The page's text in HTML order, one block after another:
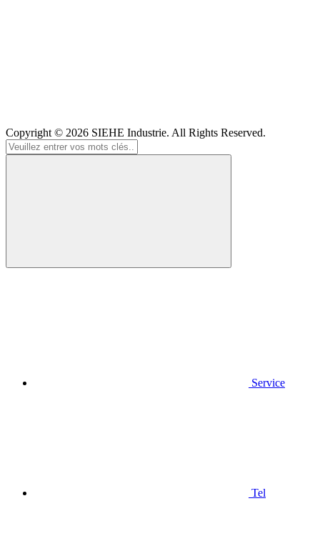
Copyright © 2026 SIEHE Industrie. All Rights Reserved.
Service
Tel